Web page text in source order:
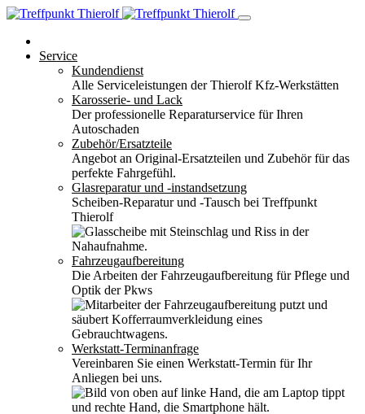
Service
Kundendienst
Alle Serviceleistungen der Thierolf Kfz-Werkstätten
Karosserie- und Lack
Der professionelle Reparaturservice für Ihren
Autoschaden
Zubehör/Ersatzteile
Angebot an Original-Ersatzteilen und Zubehör für das
perfekte Fahrgefühl.
Glasreparatur und -instandsetzung
Scheiben-Reparatur und -Tausch bei Treffpunkt
Thierolf
Fahrzeugaufbereitung
Die Arbeiten der Fahrzeugaufbereitung für Pflege und
Optik der Pkws
Werkstatt-Terminanfrage
Vereinbaren Sie einen Werkstatt-Termin für Ihr
Anliegen bei uns.